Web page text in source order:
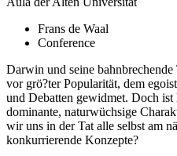
Frans de Waal
Conference
Darwin und seine
vor grö?ter Popularität, dem
und Debatten gewidmet. Doch
dominante, naturwüchsige
wir uns in der Tat alle selbst am
konkurrierende Konzepte?